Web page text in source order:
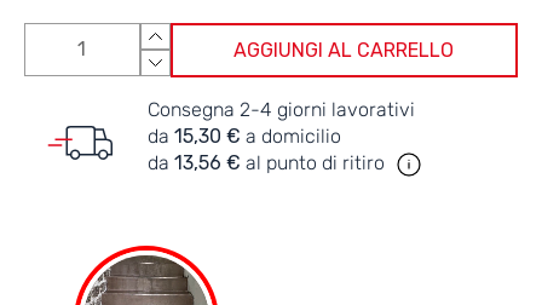
AGGIUNGI AL CARRELLO
Consegna 2-4 giorni lavorativi
da 15,30 € a domicilio
da 13,56 € al punto di ritiro